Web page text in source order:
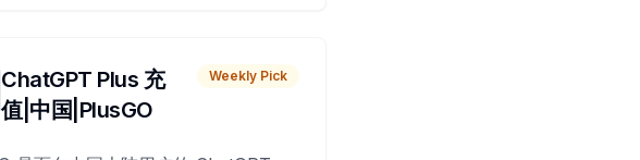
ChatGPT Plus 充
值|中国|PlusGO
Weekly Pick